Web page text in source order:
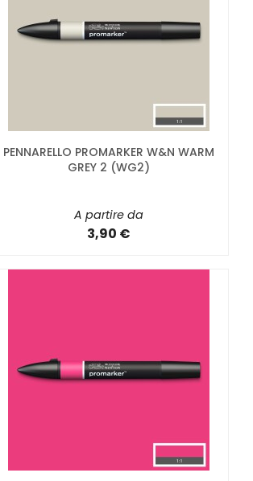
PENNARELLO PROMARKER W&N WARM
GREY 2 (WG2)
A partire da
3,90 €